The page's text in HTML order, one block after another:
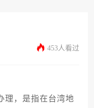
453人看过
理，是指在台湾地